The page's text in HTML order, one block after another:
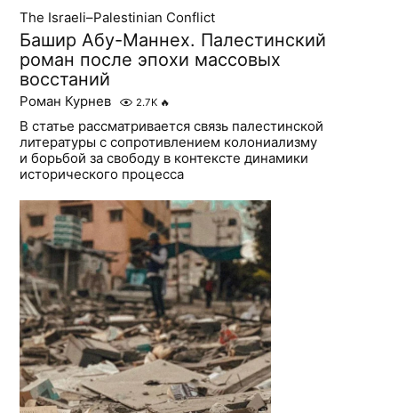
The Israeli–Palestinian Conflict
Башир Абу-Маннех. Палестинский
роман после эпохи массовых
восстаний
Роман Курнев 2.7K 🔥
В статье рассматривается связь палестинской
литературы с сопротивлением колониализму
и борьбой за свободу в контексте динамики
исторического процесса